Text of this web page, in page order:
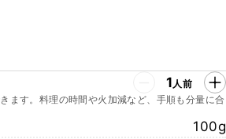
1人前
ます。料理の時間や火加減など、手順も分量に合
100g